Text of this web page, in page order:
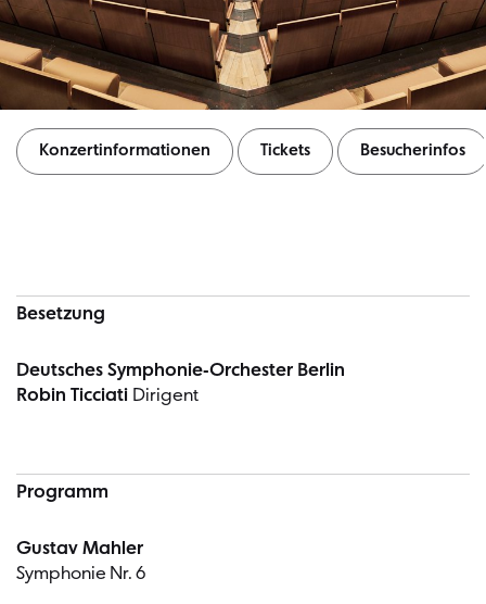
Konzertinformationen Tickets Besucherinfos
Besetzung
Deutsches Symphonie-Orchester Berlin
Robin Ticciati Dirigent
Programm
Gustav Mahler
Symphonie Nr. 6